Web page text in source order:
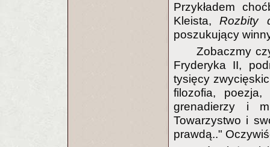
Przykładem
Kleista,Rozbity
poszukujący
Zobaczmy
Fryderyka II,
tysięcy
filozofia,
grenadierzy i
Towarzystwo i
prawdą.."